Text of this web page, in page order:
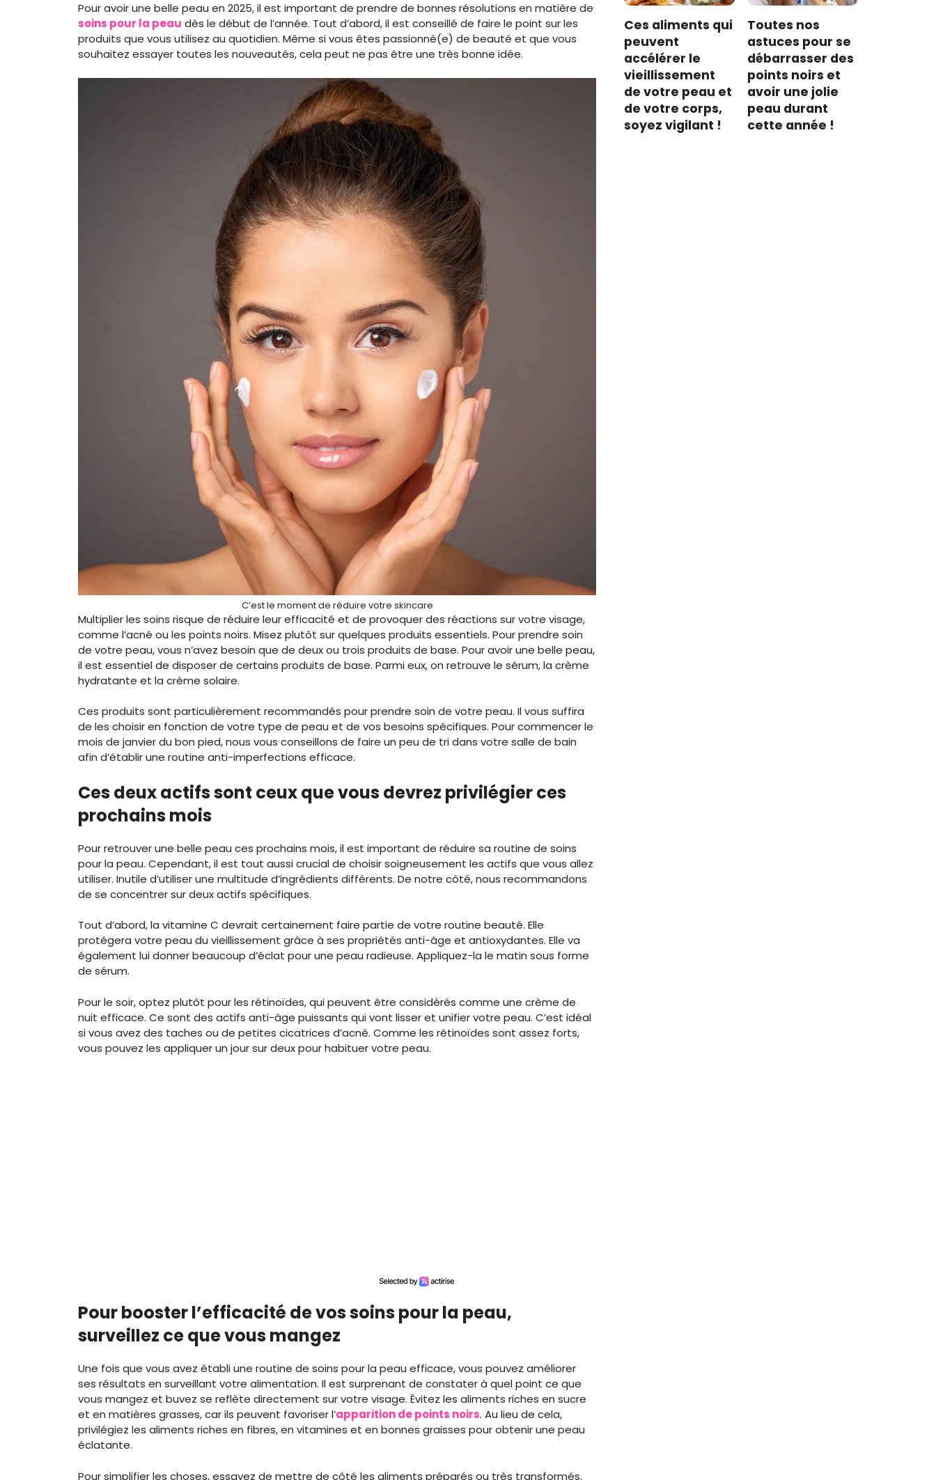
Pour avoir une belle peau en 2025, il est important de prendre de bonnes résolutions en matière de
soins pour la peau dès le début de l’année. Tout d’abord, il est conseillé de faire le point sur les
produits que vous utilisez au quotidien. Même si vous êtes passionné(e) de beauté et que vous
souhaitez essayer toutes les nouveautés, cela peut ne pas être une très bonne idée.
C’est le moment de réduire votre skincare
Multiplier les soins risque de réduire leur efficacité et de provoquer des réactions sur votre visage,
comme l’acné ou les points noirs. Misez plutôt sur quelques produits essentiels. Pour prendre soin
de votre peau, vous n’avez besoin que de deux ou trois produits de base. Pour avoir une belle peau,
il est essentiel de disposer de certains produits de base. Parmi eux, on retrouve le sérum, la crème
hydratante et la crème solaire.
Ces produits sont particulièrement recommandés pour prendre soin de votre peau. Il vous suffira
de les choisir en fonction de votre type de peau et de vos besoins spécifiques. Pour commencer le
mois de janvier du bon pied, nous vous conseillons de faire un peu de tri dans votre salle de bain
afin d’établir une routine anti-imperfections efficace.
Ces deux actifs sont ceux que vous devrez privilégier ces
prochains mois
Pour retrouver une belle peau ces prochains mois, il est important de réduire sa routine de soins
pour la peau. Cependant, il est tout aussi crucial de choisir soigneusement les actifs que vous allez
utiliser. Inutile d’utiliser une multitude d’ingrédients différents. De notre côté, nous recommandons
de se concentrer sur deux actifs spécifiques.
Tout d’abord, la vitamine C devrait certainement faire partie de votre routine beauté. Elle
protégera votre peau du vieillissement grâce à ses propriétés anti-âge et antioxydantes. Elle va
également lui donner beaucoup d’éclat pour une peau radieuse. Appliquez-la le matin sous forme
de sérum.
Pour le soir, optez plutôt pour les rétinoïdes, qui peuvent être considérés comme une crème de
nuit efficace. Ce sont des actifs anti-âge puissants qui vont lisser et unifier votre peau. C’est idéal
si vous avez des taches ou de petites cicatrices d’acné. Comme les rétinoïdes sont assez forts,
vous pouvez les appliquer un jour sur deux pour habituer votre peau.
Pour booster l’efficacité de vos soins pour la peau,
surveillez ce que vous mangez
Une fois que vous avez établi une routine de soins pour la peau efficace, vous pouvez améliorer
ses résultats en surveillant votre alimentation. Il est surprenant de constater à quel point ce que
vous mangez et buvez se reflète directement sur votre visage. Évitez les aliments riches en sucre
et en matières grasses, car ils peuvent favoriser l’apparition de points noirs. Au lieu de cela,
privilégiez les aliments riches en fibres, en vitamines et en bonnes graisses pour obtenir une peau
éclatante.
Pour simplifier les choses, essayez de mettre de côté les aliments préparés ou très transformés.
Ces aliments qui
peuvent
accélérer le
vieillissement
de votre peau et
de votre corps,
soyez vigilant !
Toutes nos
astuces pour se
débarrasser des
points noirs et
avoir une jolie
peau durant
cette année !